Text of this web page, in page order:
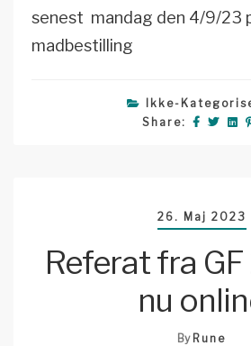
senest mandag den 4/9/23
madbestilling
Ikke-
Share:
26. Maj 2023
Referat fra
nu
By Rune